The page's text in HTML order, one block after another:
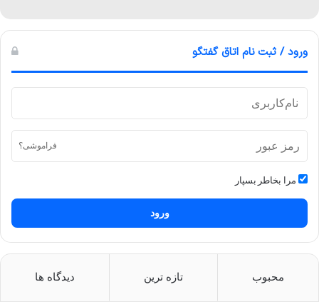
ورود / ثبت نام اتاق گفتگو
فراموشی؟
مرا بخاطر بسپار
ورود
محبوب تازه ترین دیدگاه ها